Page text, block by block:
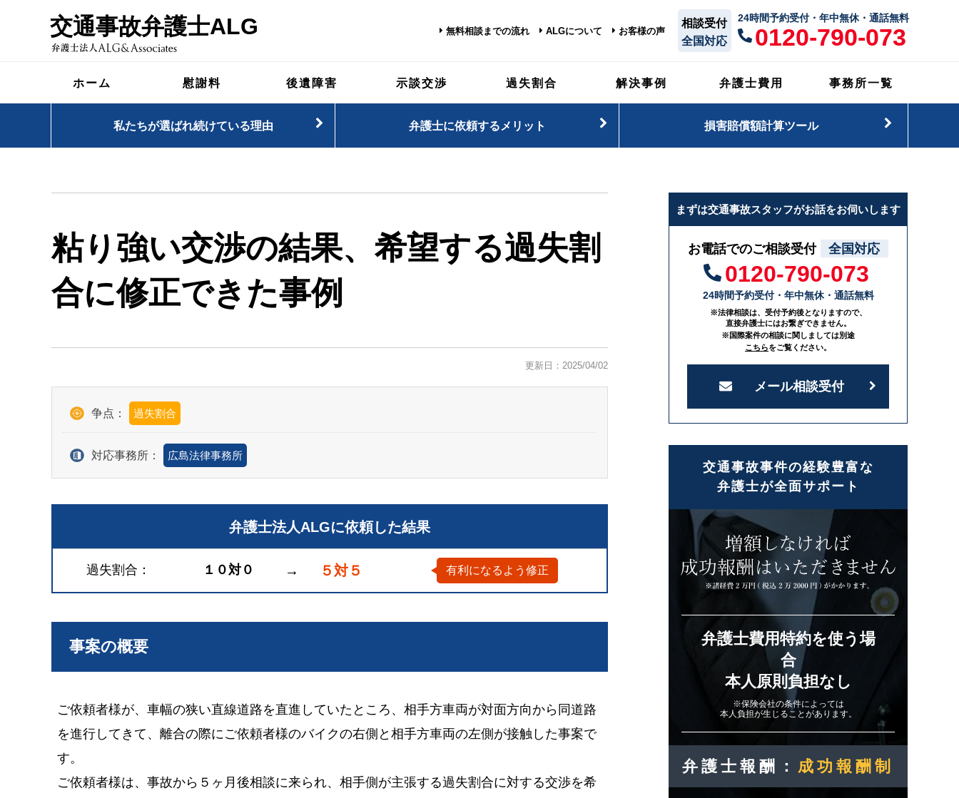
交通事故弁護士ALG 無料相談までの流れ ALGについて お客様の声
相談受付
全国対応
24時間予約受付・年中無休・通話無料
0120-790-073
ホーム 慰謝料 後遺障害 示談交渉 過失割合 解決事例 弁護士費用 事務所一覧
私たちが選ばれ続けている理由 弁護士に依頼するメリット 損害賠償額計算ツール
粘り強い交渉の結果、希望する過失割
合に修正できた事例
更新日：2025/04/02
争点： 過失割合
対応事務所： 広島法律事務所
弁護士法人ALGに依頼した結果
過失割合 １０対０ → ５対５ 有利になるよう修正
事案の概要
ご依頼者様が、車幅の狭い直線道路を直進していたところ、相手方車両が対面方向から同道路
を進行してきて、離合の際にご依頼者様のバイクの右側と相手方車両の左側が接触した事案で
す。
ご依頼者様は、事故から５ヶ月後相談に来られ、相手側が主張する過失割合に対する交渉を希
まずは交通事故スタッフがお話をお伺いします
お電話でのご相談受付 全国対応
0120-790-073
24時間予約受付・年中無休・通話無料
※法律相談は、受付予約後となりますので、
直接弁護士にはお繋ぎできません。
※国際案件の相談に関しましては別途
こちらをご覧ください。
メール相談受付
交通事故事件の経験豊富な
弁護士が全面サポート
弁護士費用特約を使う場
合
本人原則負担なし
※保険会社の条件によっては
本人負担が生じることがあります。
弁護士報酬： 成功報酬制